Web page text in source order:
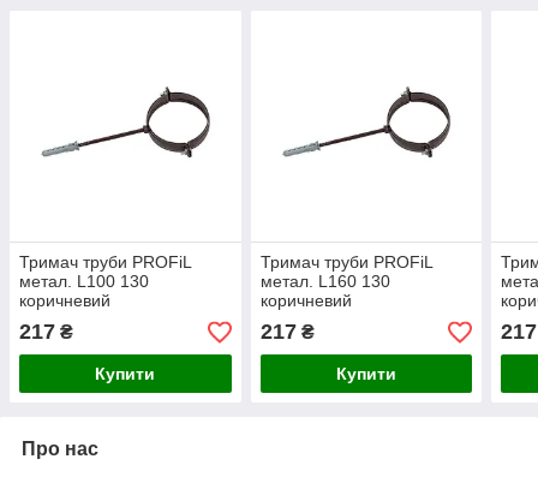
Тримач труби PROFiL
метал. L100 130
коричневий
217 ₴
Купити
Тримач труби PROFiL
метал. L160 130
коричневий
217₴
Купити
217
Про нас